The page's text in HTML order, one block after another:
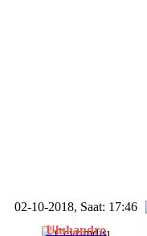
02-10-2018, Saat: 17:46
Uluhandro